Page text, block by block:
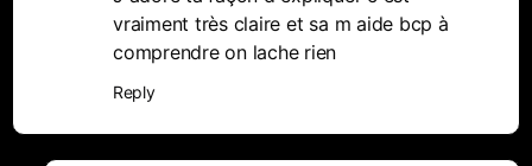
vraiment très claire et sa m aide bcp à
comprendre on lache rien
Reply